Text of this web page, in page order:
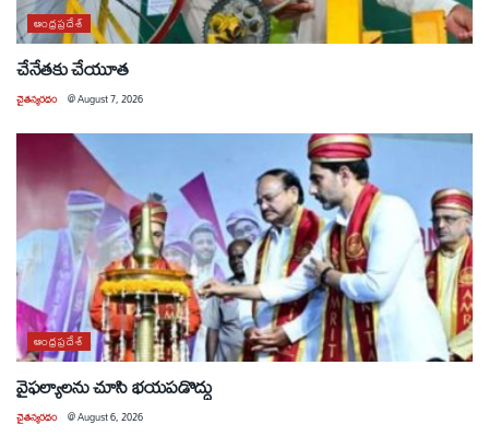
ఆంధ్రప్రదేశ్
చేనేతకు చేయూత
చైతన్యరధం @August 7, 2026
ఆంధ్రప్రదేశ్
వైఫల్యాలను చూసి భయపడొద్దు
చైతన్యరధం @August 6, 2026